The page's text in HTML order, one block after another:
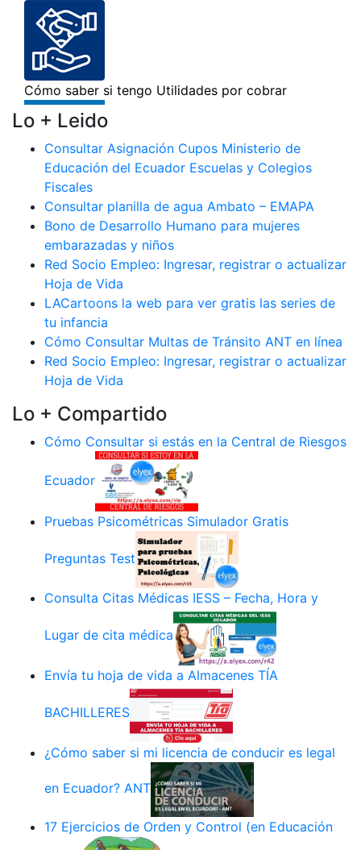
Lo + Leido
Consultar Asignación Cupos Ministerio de
Educación del Ecuador Escuelas y Colegios
Fiscales
Consultar planilla de agua Ambato – EMAPA
Bono de Desarrollo Humano para mujeres
embarazadas y niños
Red Socio Empleo: Ingresar, registrar o actualizar
Hoja de Vida
LACartoons la web para ver gratis las series de
tu infancia
Cómo Consultar Multas de Tránsito ANT en línea
Red Socio Empleo: Ingresar, registrar o actualizar
Hoja de Vida
Lo + Compartido
Cómo Consultar si estás en la Central de Riesgos
Ecuador
Pruebas Psicométricas Simulador Gratis
Preguntas Test
Consulta Citas Médicas IESS – Fecha, Hora y
Lugar de cita médica
Envía tu hoja de vida a Almacenes TÍA
BACHILLERES
¿Cómo saber si mi licencia de conducir es legal
en Ecuador? ANT
17 Ejercicios de Orden y Control (en Educación